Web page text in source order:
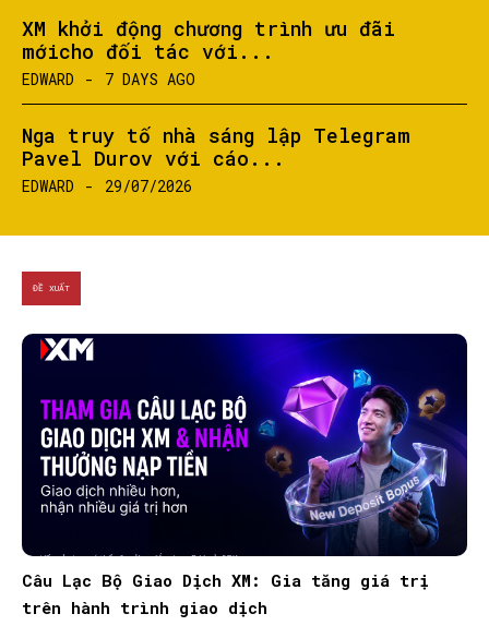
XM khởi động chương trình ưu đãi
mớicho đối tác với...
EDWARD - 7 DAYS AGO
Nga truy tố nhà sáng lập Telegram
Pavel Durov với cáo...
EDWARD - 29/07/2026
ĐỀ XUẤT
Câu Lạc Bộ Giao Dịch XM: Gia tăng giá trị
trên hành trình giao dịch